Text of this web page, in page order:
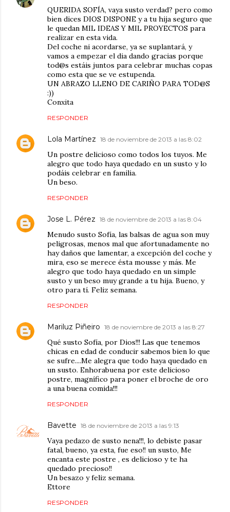
QUERIDA SOFÍA, vaya susto verdad? pero como
bien dices DIOS DISPONE y a tu hija seguro que
le quedan MIL IDEAS Y MIL PROYECTOS para
realizar en esta vida.
Del coche ni acordarse, ya se suplantará, y
vamos a empezar el dia dando gracias porque
tod@s estáis juntos para celebrar muchas copas
como esta que se ve estupenda.
UN ABRAZO LLENO DE CARIÑO PARA TOD@S
:))
Conxita
RESPONDER
Lola Martínez 18 de noviembre de 2013 a las 8:02
Un postre delicioso como todos los tuyos. Me
alegro que todo haya quedado en un susto y lo
podáis celebrar en familia.
Un beso.
RESPONDER
Jose L. Pérez 18 de noviembre de 2013 a las 8:04
Menudo susto Sofía, las balsas de agua son muy
peligrosas, menos mal que afortunadamente no
hay daños que lamentar, a excepción del coche y
mira, eso se merece ésta mousse y más. Me
alegro que todo haya quedado en un simple
susto y un beso muy grande a tu hija. Bueno, y
otro para tí. Feliz semana.
RESPONDER
Mariluz Piñeiro 18 de noviembre de 2013 a las 8:27
Qué susto Sofía, por Dios!!! Las que tenemos
chicas en edad de conducir sabemos bien lo que
se sufre....Me alegra que todo haya quedado en
un susto. Enhorabuena por este delicioso
postre, magnífico para poner el broche de oro
a una buena comida!!!
RESPONDER
Bavette 18 de noviembre de 2013 a las 9:13
Vaya pedazo de susto nena!!!, lo debiste pasar
fatal, bueno, ya esta, fue eso!! un susto, Me
encanta este postre , es delicioso y te ha
quedado precioso!!
Un besazo y feliz semana.
Ettore
RESPONDER